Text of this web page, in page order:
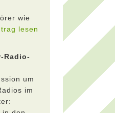
wie
lesen
Radio-
um
im